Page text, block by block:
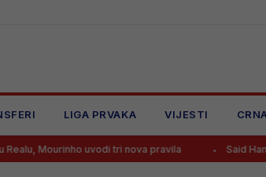
LIGA PRVAKA VIJESTI
uvodi tri nova pravila Said Hamulić dao gol